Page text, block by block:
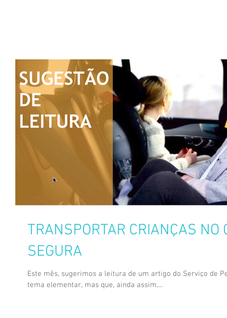
TRANSPORTAR CRIANÇAS NO
SEGURA
Este mês, sugerimos a leitura de um artigo do Serviço de
tema elementar, mas que, ainda assim,...